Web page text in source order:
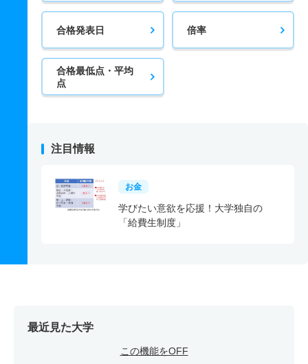
合格発表日 倍率
合格最低点・平均
点
注目情報
お金
学びたい意欲を応援！大学独自の
「給費生制度」
最近見た大学
この機能をOFF